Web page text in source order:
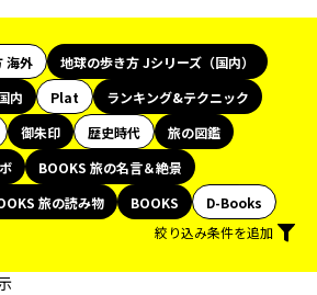
海外
地球の歩き方 Jシリーズ（国内）
内 Plat
ランキング&テクニック
御朱印 歴史時代
旅の図鑑
BOOKS 旅の名言＆絶景
旅の読み物 BOOKS
D-Books
絞り込み条件を追加